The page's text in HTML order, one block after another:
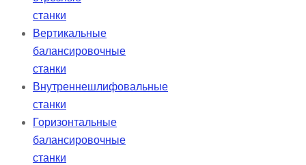
станки
Вертикальные
балансировочные
станки
Внутреннешлифовальные
станки
Горизонтальные
балансировочные
станки